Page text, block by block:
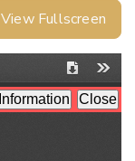
View Fullscreen